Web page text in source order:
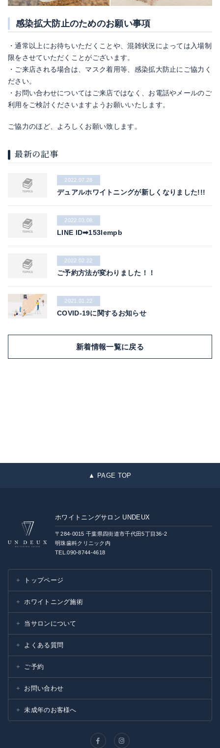
感染拡大防止のためのお願い事項
・通常以上にお待ちいただくことや、混雑状況によっては入場制
限をさせていただくことがございます。
・ご来店される場合は、マスク着用等、感染拡大防止にご協力く
ださい。
・お問い合わせについてはご来店ではなく、お電話やメールのご
利用をご検討くださいますようお願いいたします。
ご協力のほど、よろしくお願い致します。
最新の記事
2022.07.28
デュアルホワイトニングが新しくなりました!!!
2022.03.08
LINE ID➡153lempb
2022.02.22
ご予約方法が変わりました！！
2021.01.22
COVID-19に関するお知らせ
新着情報一覧に戻る
▲ PAGE TOP
ホワイトニングサロン UNDEUX
〒284-0015 千葉県四街道市千代田5丁目36-2
明珠歯科クリニック内
TEL.090-8744-4618
トップページ
ホワイトニング施術
当サロンについて
よくある質問
ご予約
お問い合わせ
未成年のお客様へ